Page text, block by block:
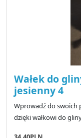
Wałek do
jesienny 4
Wprowadź do
dzięki wałkowi do